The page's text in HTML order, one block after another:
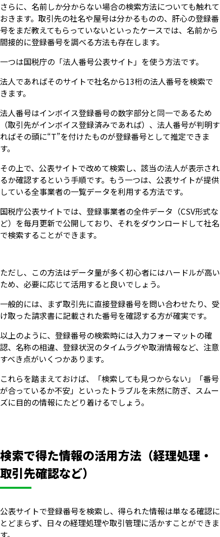
さらに、名前しか分からない場合の検索方法についても触れて
おきます。取引先の社名や屋号は分かるものの、肝心の登録番
号をまだ教えてもらっていないといったケースでは、名前から
間接的に登録番号を調べる方法も存在します。
一つは国税庁の「法人番号公表サイト」を使う方法です。
法人であればそのサイトで社名から13桁の法人番号を検索で
きます。
法人番号はインボイス登録番号の数字部分と同一であるため
（取引先がインボイス登録済みであれば）、法人番号が判明す
ればその頭に“T”を付けたものが登録番号として推定できま
す。
その上で、公表サイトで改めて検索し、該当の法人が表示され
るか確認するという手順です。もう一つは、公表サイトが提供
している全事業者の一覧データを利用する方法です。
国税庁公表サイトでは、登録事業者の全件データ（CSV形式な
ど）を毎月更新で公開しており、それをダウンロードして社名
で検索することができます。
ただし、この方法はデータ量が多く初心者にはハードルが高い
ため、必要に応じて活用すると良いでしょう。
一般的には、まず取引先に直接登録番号を問い合わせたり、受
け取った請求書に記載された番号を確認する方が確実です。
以上のように、登録番号の検索時には入力フォーマットの確
認、名称の相違、登録状況のタイムラグや取消情報など、注意
すべき点がいくつかあります。
これらを踏まえておけば、「検索しても見つからない」「番号
が合っているか不安」といったトラブルを未然に防ぎ、スムー
ズに目的の情報にたどり着けるでしょう。
検索で得た情報の活用方法（経理処理・
取引先確認など）
公表サイトで登録番号を検索し、得られた情報は単なる確認に
とどまらず、日々の経理処理や取引管理に活かすことができま